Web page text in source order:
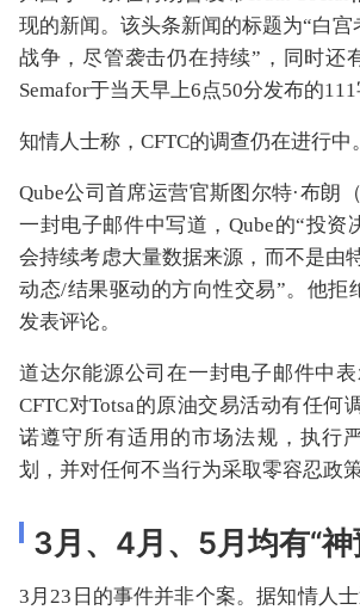
现的新闻。该头条新闻的标题为“白宫
战争，尽管袭击仍在持续”，同时还
Semafor于当天早上6点50分发布的111
知情人士称，CFTC的调查仍在进行中。
Qube公司首席运营官斯图尔特·布朗
一封电子邮件中写道，Qube的“投资
会持续考虑大量数据来源，而不是由
动态/结果驱动的方向性交易”。他拒
发表评论。
道达尔能源公司在一封电子邮件中
CFTC对Totsa的原油交易活动有任何
诺遵守所有适用的市场法规，执行
划，并对任何不当行为采取零容忍政策
3月、4月、5月均有“神
3月23日的事件并非个案。据知情人士